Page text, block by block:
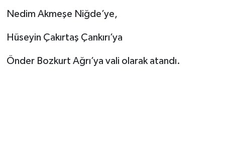
Nedim Akmeşe Niğde’ye,
Hüseyin Çakırtaş Çankırı’ya
Önder Bozkurt Ağrı’ya vali olarak atandı.